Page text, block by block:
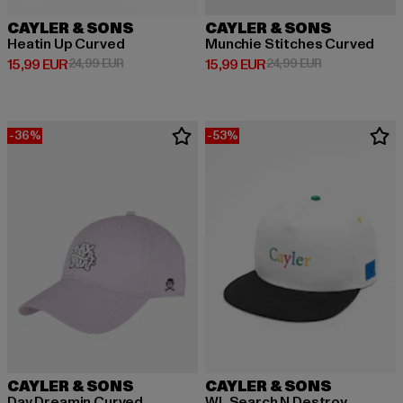
CAYLER & SONS
Heatin Up Curved
15,99 EUR
Derzeitiger Preis: 15,99 EUR
24,99 EURAktionspreis: 24,99 EUR
CAYLER & SONS
Munchie Stitches Curved
15,99 EUR
Derzeitiger Preis: 15,99 EUR
24,99 EURAktionspreis:
-36%
CAYLER & SONS
-53%
CAYLER & SONS